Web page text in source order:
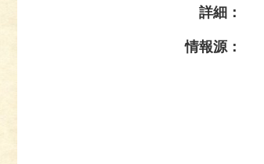
詳細：
情報源：